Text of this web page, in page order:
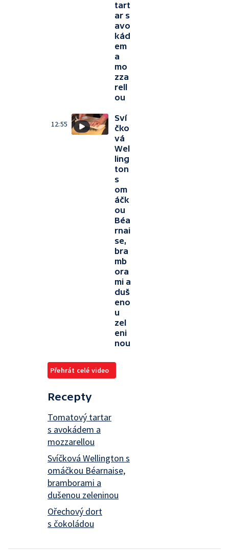
tart
ar s
avo
kád
em
a
mo
zza
rell
ou
12:55
Sví
čko
vá
Wel
ling
ton
s
om
áčk
ou
Béa
rnai
se,
bra
mb
ora
mi a
duš
eno
u
zel
eni
nou
Přehrát celé video
Recepty
Tomatový tartar
s avokádem a
mozzarellou
Svíčková Wellington s
omáčkou Béarnaise,
bramborami a
dušenou zeleninou
Ořechový dort
s čokoládou